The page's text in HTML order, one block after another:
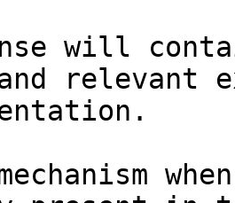
will
relevant